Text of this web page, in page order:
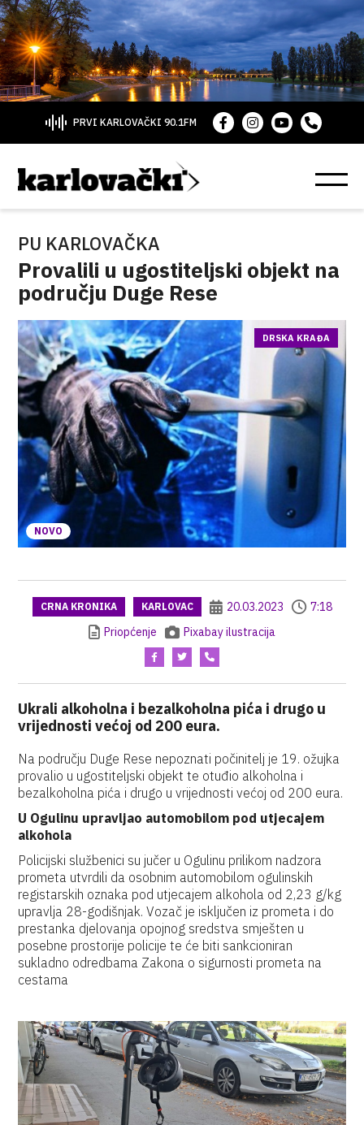
PRVI KARLOVAČKI 90.1FM
PU KARLOVAČKA
Provalili u ugostiteljski objekt na
području Duge Rese
NOVO
DRSKA KRAĐA
CRNA KRONIKA KARLOVAC 20.03.2023
7:18
Priopćenje
Pixabay ilustracija
Ukrali alkoholna i bezalkoholna pića i drugo u
vrijednosti većoj od 200 eura.
Na području Duge Rese nepoznati počinitelj je 19. ožujka
provalio u ugostiteljski objekt te otuđio alkoholna i
bezalkoholna pića i drugo u vrijednosti većoj od 200 eura.
U Ogulinu upravljao automobilom pod utjecajem
alkohola
Policijski službenici su jučer u Ogulinu prilikom nadzora
prometa utvrdili da osobnim automobilom ogulinskih
registarskih oznaka pod utjecajem alkohola od 2,23 g/kg
upravlja 28-godišnjak. Vozač je isključen iz prometa i do
prestanka djelovanja opojnog sredstva smješten u
posebne prostorije policije te će biti sankcioniran
sukladno odredbama Zakona o sigurnosti prometa na
cestama